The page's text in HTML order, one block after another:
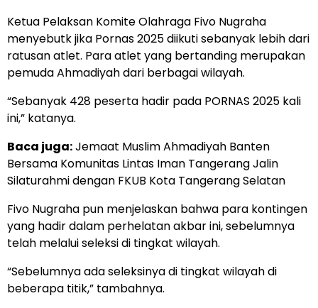
Ketua Pelaksan Komite Olahraga Fivo Nugraha
menyebutk jika Pornas 2025 diikuti sebanyak lebih dari
ratusan atlet. Para atlet yang bertanding merupakan
pemuda Ahmadiyah dari berbagai wilayah.
“Sebanyak 428 peserta hadir pada PORNAS 2025 kali
ini,” katanya.
Baca juga:Jemaat Muslim Ahmadiyah Banten
Bersama Komunitas Lintas Iman Tangerang Jalin
Silaturahmi dengan FKUB Kota Tangerang Selatan
Fivo Nugraha pun menjelaskan bahwa para kontingen
yang hadir dalam perhelatan akbar ini, sebelumnya
telah melalui seleksi di tingkat wilayah.
“Sebelumnya ada seleksinya di tingkat wilayah di
beberapa titik,” tambahnya.